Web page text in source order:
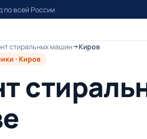
по всей России
стиральных машин
Киров
· Киров